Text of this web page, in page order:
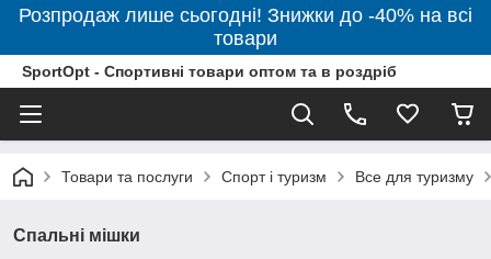
Розпродаж лише сьогодні! Знижки до -40% на всі
товари
SportOpt - Спортивні товари оптом та в роздріб
Товари та послуги Спорт і туризм Все для туризму
Спальні мішки